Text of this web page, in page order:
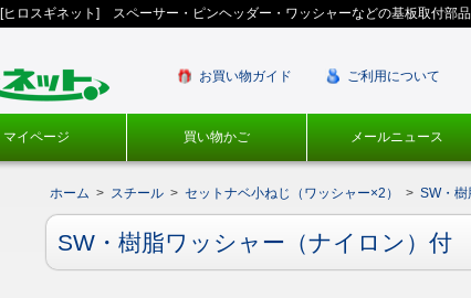
[ヒロスギネット] スペーサー・ピンヘッダー・ワッシャーなどの基板取付部
お買い物ガイド ご利用について
マイページ 買い物かご メールニュース
ホーム > スチール > セットナベ小ねじ（ワッシャー×2） > SW・
SW・樹脂ワッシャー（ナイロン）付